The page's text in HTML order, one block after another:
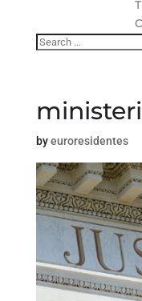
byeuroresidentes